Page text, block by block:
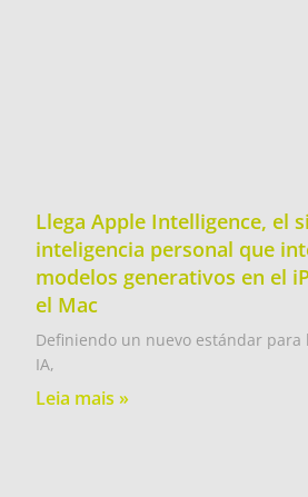
Llega Apple Intelligence, el
inteligencia personal que
modelos generativos en el
el Mac
Definiendo un nuevo estándar para
IA,
Leia mais »